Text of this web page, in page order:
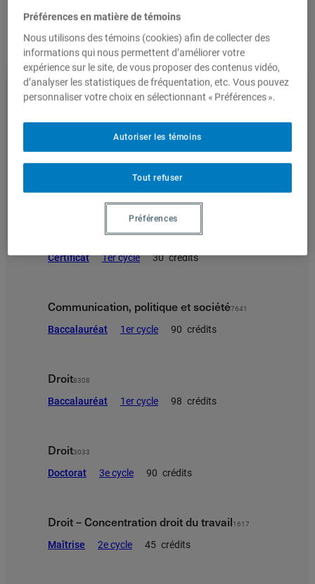
Admission
Titre du programme
Administration des services publics
Certificat 1er cycle 30 crédits
Communication, politique et société7641
Baccalauréat 1er cycle 90 crédits
Droit8308
Baccalauréat 1er cycle 98 crédits
Droit3033
Doctorat 3e cycle 90 crédits
Droit – Concentration droit du travail1617
Maîtrise 2e cycle 45 crédits
Préférences en matière de témoins
Nous utilisons des témoins (cookies) afin de collecter des
informations qui nous permettent d’améliorer votre
expérience sur le site, de vous proposer des contenus vidéo,
d’analyser les statistiques de fréquentation, etc. Vous pouvez
personnaliser votre choix en sélectionnant « Préférences ».
Tout refuser
Autoriser les témoins
Préférences